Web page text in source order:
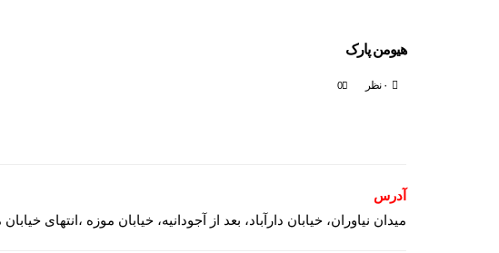
هیومن پارک
۰ نظر 0
آدرس
میدان نیاوران، خیابان دارآباد، بعد از آجودانیه، خیابان موزه ،انتهای